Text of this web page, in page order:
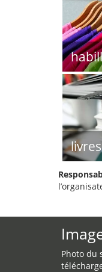
livres
Photo du